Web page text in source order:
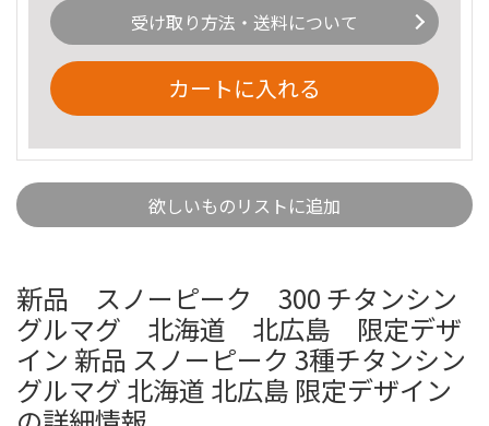
受け取り方法・送料について
カートに入れる
欲しいものリストに追加
新品 スノーピーク 300 チタンシン
グルマグ 北海道 北広島 限定デザ
イン 新品 スノーピーク 3種チタンシン
グルマグ 北海道 北広島 限定デザイン